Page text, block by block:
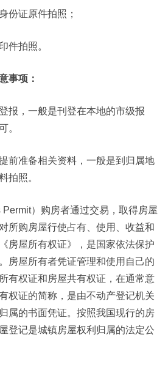
份证原件拍照；
件拍照。
事项：
报，一般是刊登在本地的市级报
。
前准备相关资料，一般是到归属地
拍照。
Permit）购房者通过交易，取得房屋
所购房屋行使占有、使用、收益和
房屋所有权证》，是国家依法保护
房屋所有者凭证管理和使用自己的
有权证和房屋共有权证，在通常意
权证的简称，是由不动产登记机关
属的书面凭证。按照我国现行的房
登记是城镇房屋权利归属的法定公